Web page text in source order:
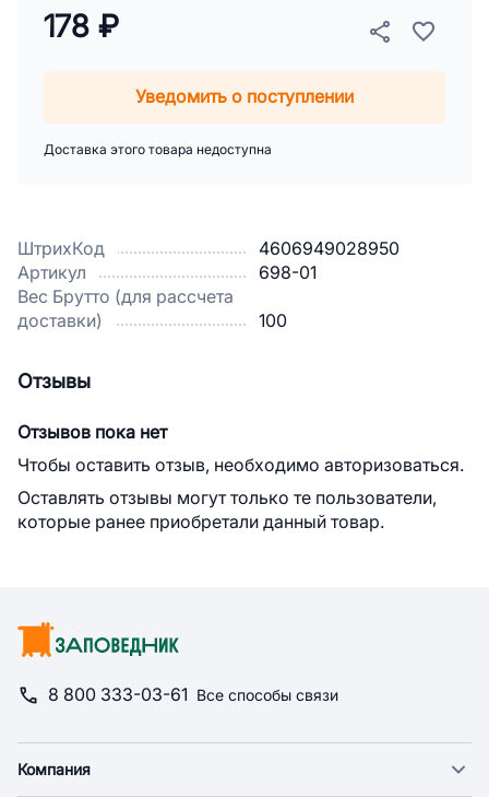
ШтрихКод
4606949028950
Артикул
698-01
Вес Брутто (для рассчета
доставки)
100
178 ₽
Уведомить о поступлении
Доставка этого товара недоступна
Отзывы
Отзывов пока нет
Чтобы оставить отзыв, необходимо авторизоваться.
Оставлять отзывы могут только те пользователи,
которые ранее приобретали данный товар.
8 800 333-03-61 Все способы связи
Компания